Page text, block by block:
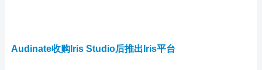
Audinate收购Iris Studio后推出Iris平台